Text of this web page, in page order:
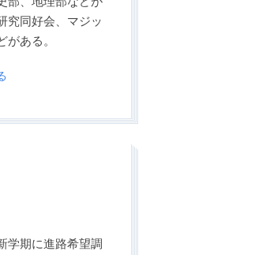
究同好会、マジッ
ある。
学期に進路希望調